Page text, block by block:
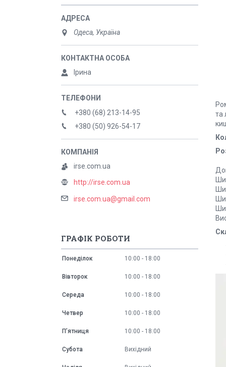
та
Одеса, Україна
Ірина
+380 (68) 213-14-95
+380 (50) 926-54-17
irse.com.ua
http://irse.com.ua
irse.com.ua@gmail.com
ГРАФІК РОБОТИ
Понеділок 10:00 18:00
Вівторок 10:00 18:00
Середа 10:00 18:00
Четвер 10:00 18:00
Пʼятниця 10:00 18:00
Субота Вихідний